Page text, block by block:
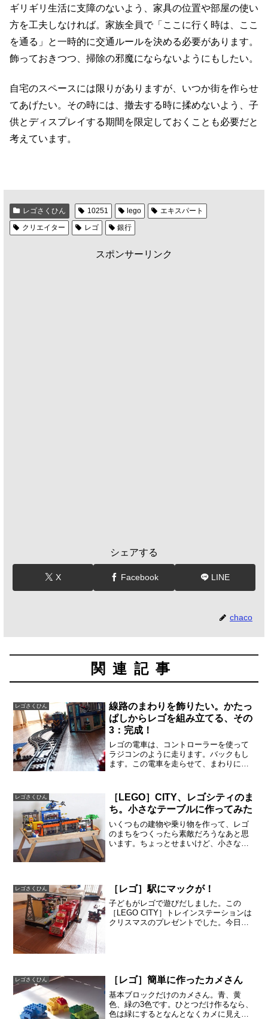
ギリギリ生活に支障のないよう、家具の位置や部屋の使い
方を工夫しなければ。家族全員で「ここに行く時は、ここ
を通る」と一時的に交通ルールを決める必要があります。
飾っておきつつ、掃除の邪魔にならないようにもしたい。
自宅のスペースには限りがありますが、いつか街を作らせ
てあげたい。その時には、撤去する時に揉めないよう、子
供とディスプレイする期間を限定しておくことも必要だと
考えています。
レゴさくひん 10251 lego
エキスパート
クリエイター
レゴ 銀行
スポンサーリンク
シェアする
X Facebook LINE
chaco
関連記事
レゴさくひん
線路のまわりを飾りたい。かたっ
ぱしからレゴを組み立てる、その
3：完成！
レゴの電車は、コントローラーを使って
ラジコンのように走ります。バックもし
ます。この電車を走らせて、まわりにレ
た。線路の内側には、ポリスベーストラ
ック、パワーボートと4W...
レゴさくひん
［LEGO］CITY、レゴシティのま
ち。小さなテーブルに作ってみた
いくつもの建物や乗り物を作って、レゴ
のまちをつくったら素敵だろうなあと思
います。ちょっとせまいけど、小さなテ
レゴさくひん ［レゴ］駅にマックが！
子どもがレゴで遊びだしました。この
［LEGO CITY］トレインステーションは
クリスマスのプレゼントでした。今日
レゴさくひん ［レゴ］簡単に作ったカメさん
基本ブロックだけのカメさん。青、黄
色、緑の3色です。ひとつだけ作るなら、
色は緑にするとなんとなくカメに見えま